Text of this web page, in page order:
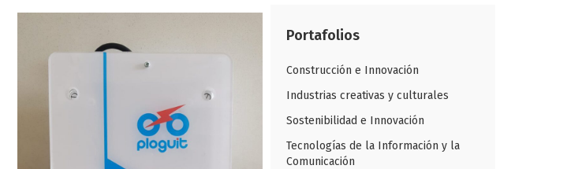
Portafolios
Construcción e Innovación
Industrias creativas y culturales
Sostenibilidad e Innovación
Tecnologías de la Información y la
Comunicación